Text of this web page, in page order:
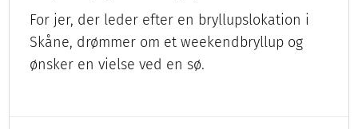
For jer, der leder efter en bryllupslokation i
Skåne, drømmer om et weekendbryllup og
ønsker en vielse ved en sø.